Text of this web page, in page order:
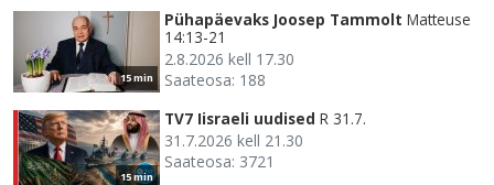
15 min
Pühapäevaks Joosep Tammolt Matteuse
14:13-21
2.8.2026 kell 17.30
Saateosa: 188
15 min
TV7 Iisraeli uudised R 31.7.
31.7.2026 kell 21.30
Saateosa: 3721